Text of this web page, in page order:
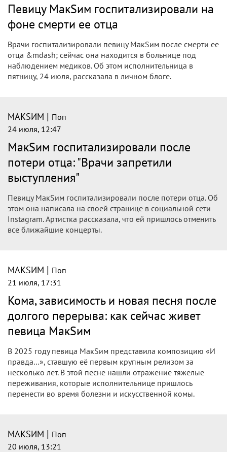
Певицу МакSим госпитализировали на
фоне смерти ее отца
Врачи госпитализировали певицу МакSим после смерти ее
отца &mdash; сейчас она находится в больнице под
наблюдением медиков. Об этом исполнительница в
пятницу, 24 июля, рассказала в личном блоге.
МАКSИМ | Поп
24 июля, 12:47
МакSим госпитализировали после
потери отца: "Врачи запретили
выступления"
Певицу МакSим госпитализировали после потери отца. Об
этом она написала на своей странице в социальной сети
Instagram. Артистка рассказала, что ей пришлось отменить
все ближайшие концерты.
МАКSИМ | Поп
21 июля, 17:31
Кома, зависимость и новая песня после
долгого перерыва: как сейчас живет
певица МакSим
В 2025 году певица МакSим представила композицию «И
правда…», ставшую её первым крупным релизом за
несколько лет. В этой песне нашли отражение тяжелые
переживания, которые исполнительнице пришлось
перенести во время болезни и искусственной комы.
МАКSИМ | Поп
20 июля, 13:21